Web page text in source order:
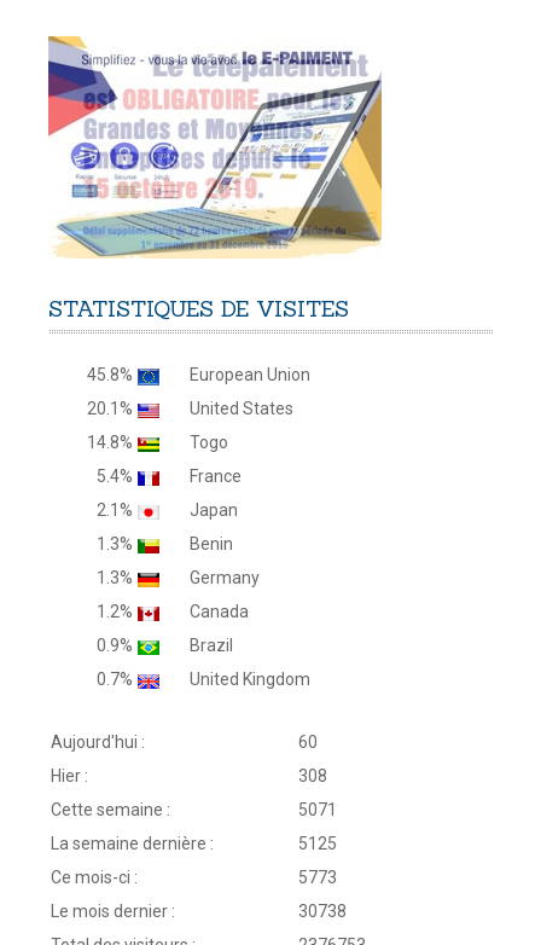
STATISTIQUES DE VISITES
45.8%
European Union
20.1%
United States
14.8%
Togo
5.4%
France
2.1%
Japan
1.3%
Benin
1.3%
Germany
1.2%
Canada
0.9%
Brazil
0.7%
United Kingdom
Aujourd'hui :
60
Hier :
308
Cette semaine :
5071
La semaine dernière :
5125
Ce mois-ci :
5773
Le mois dernier :
30738